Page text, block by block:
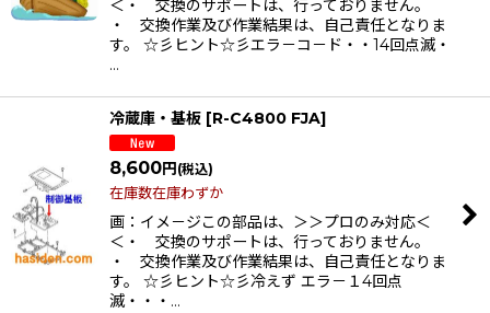
＜・ 交換のサポートは、行っておりません。
・ 交換作業及び作業結果は、自己責任となりま
す。 ☆彡ヒント☆彡エラ－コ－ド・・14回点滅・
…
冷蔵庫・基板 [R-C4800 FJA]
8,600円 (税込)
在庫数在庫わずか
画：イメ－ジこの部品は、＞＞プロのみ対応＜
＜・ 交換のサポートは、行っておりません。
・ 交換作業及び作業結果は、自己責任となりま
す。 ☆彡ヒント☆彡冷えず エラ－１4回点
滅・・・…